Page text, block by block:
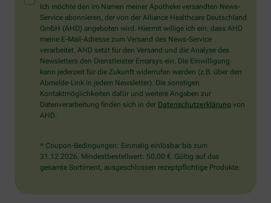
Mensch?
Dann
wählen
Sie
bitte
die
Flagge.
Ich möchte den im Namen meiner Apotheke versandten News-
Service abonnieren, der von der Alliance Healthcare Deutschland
GmbH (AHD) angeboten wird. Hiermit willige ich ein, dass AHD
meine E-Mail-Adresse zum Versand des News-Service
verarbeitet. AHD setzt für den Versand und die Analyse des
Newsletters den Dienstleister Emarsys ein. Die Einwilligung
kann jederzeit für die Zukunft widerrufen werden (z.B. über den
Abmelde-Link in jedem Newsletter). Die sonstigen
Kontaktmöglichkeiten dafür und weitere Angaben zur
Datenverarbeitung finden sich in der Datenschutzerklärung von
AHD.
* Coupon-Bedingungen: Einmalig einlösbar bis zum
31.12.2026. Mindestbestellwert: 50,00 €. Gültig auf das
gesamte Sortiment, ausgeschlossen rezeptpflichtige Produkte.